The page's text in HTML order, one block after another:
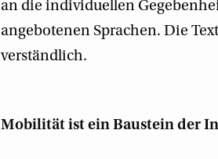
an die individuellen
angebotenen Sprachen. Die
verständlich.
Mobilität ist ein Baustein der